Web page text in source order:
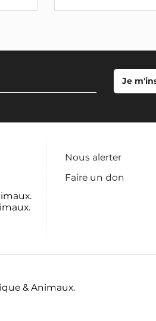
Nous alerter
Faire un don
& Animaux.